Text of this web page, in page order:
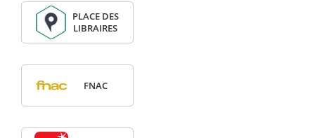
PLACE DES
LIBRAIRES
FNAC